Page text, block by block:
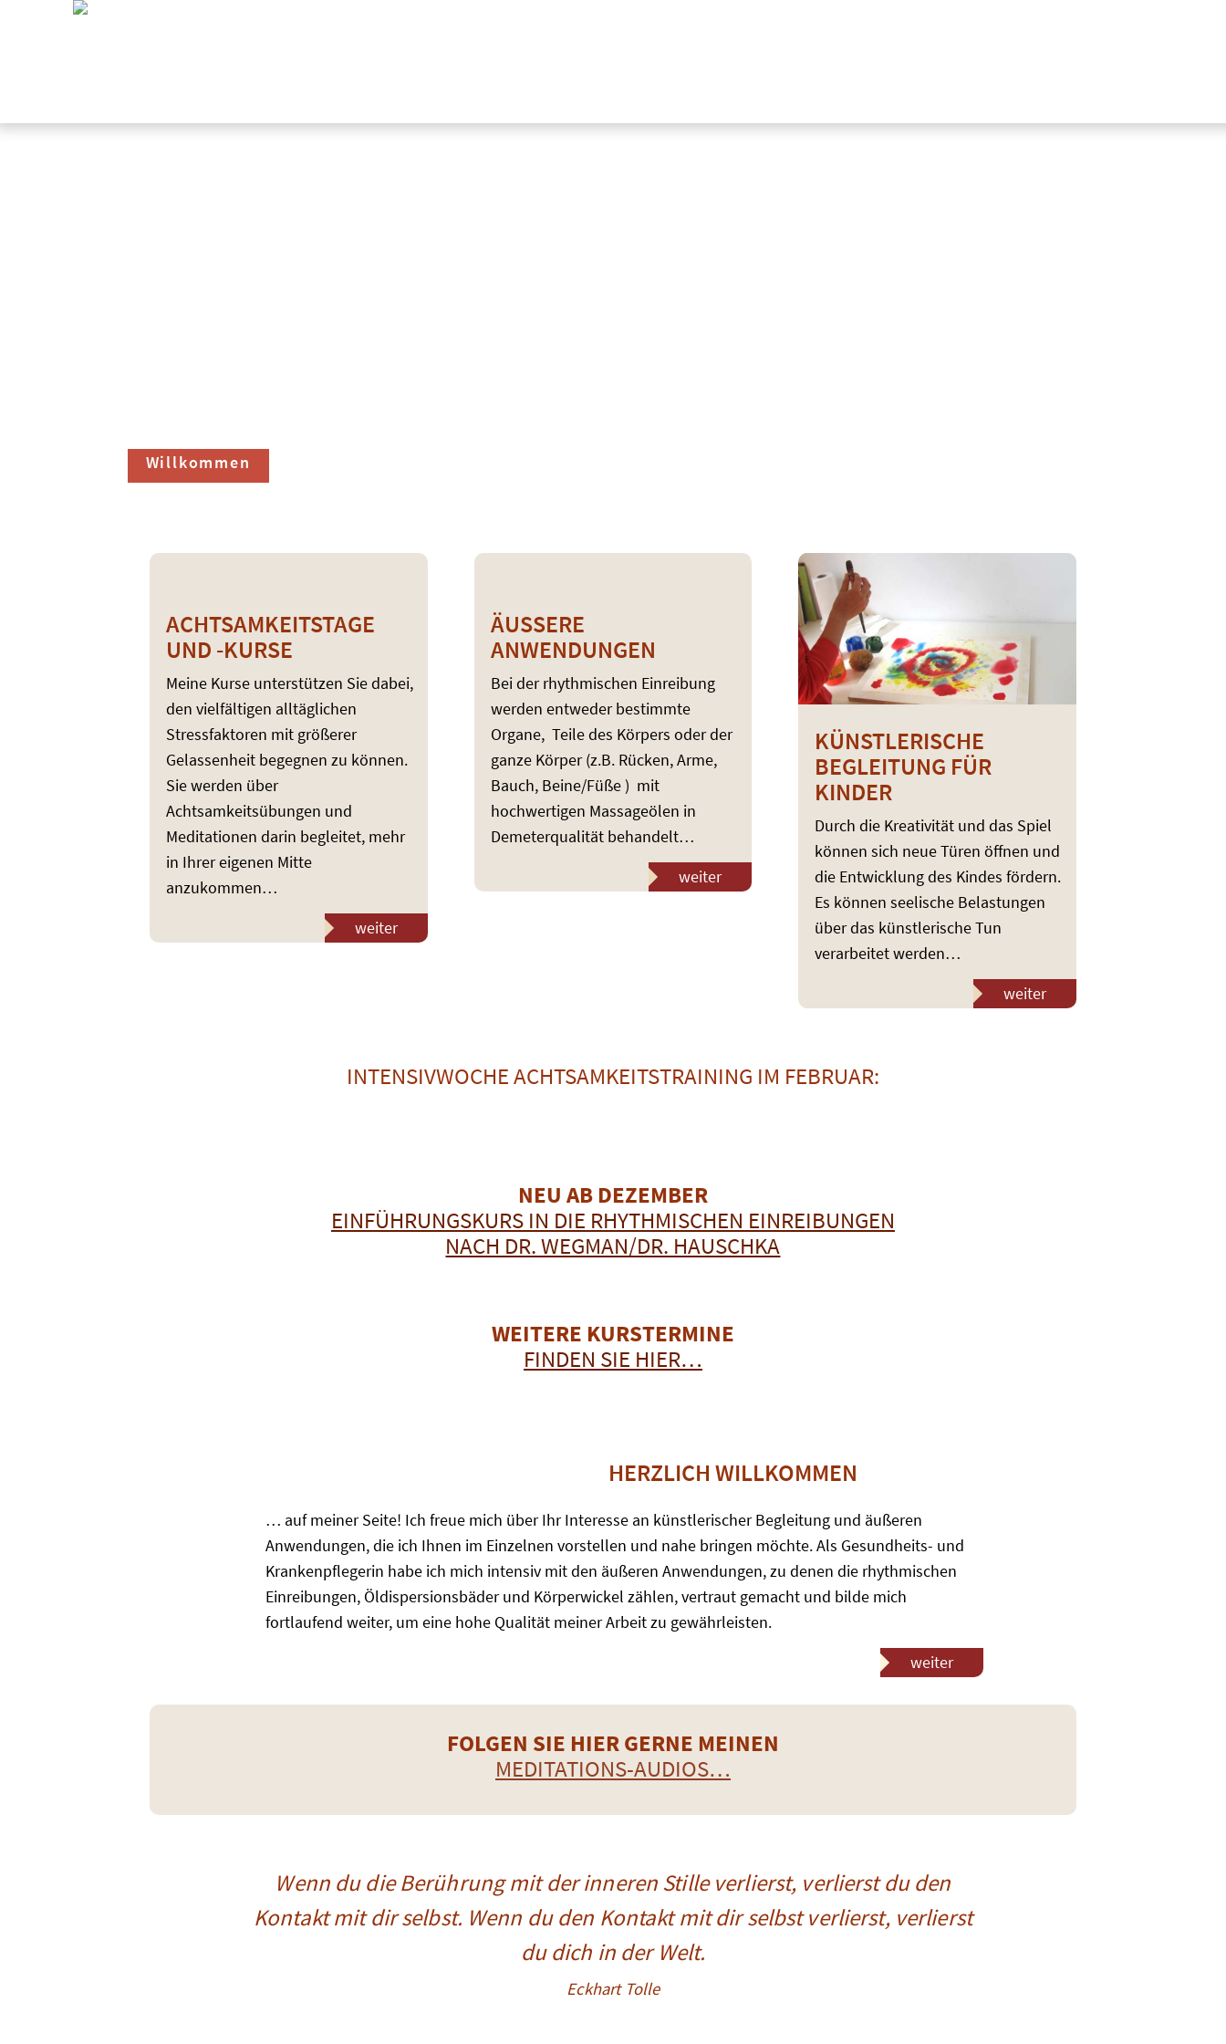
Willkommen
ACHTSAMKEITS­TAGE
UND -KURSE
Meine Kurse unterstützen Sie dabei,
den vielfältigen alltäglichen
Stressfaktoren mit größerer
Gelassenheit begegnen zu können.
Sie werden über
Achtsamkeitsübungen und
Meditationen darin begleitet, mehr
in Ihrer eigenen Mitte
anzukommen…
weiter
ÄUSSERE A
NWENDUNGEN
Bei der rhythmischen Einreibung
werden entweder bestimmte
Organe, Teile des Körpers oder der
ganze Körper (z.B. Rücken, Arme,
Bauch, Beine/Füße ) mit
hochwertigen Massageölen in
Demeterqualität behandelt…
weiter
KÜNSTLERISCHE
BEGLEITUNG FÜR
KINDER
Durch die Kreativität und das Spiel
können sich neue Türen öffnen und
die Entwicklung des Kindes fördern.
Es können seelische Belastungen
über das künstlerische Tun
verarbeitet werden…
weiter
INTENSIVWOCHE ACHTSAMKEITSTRAINING IM FEBRUAR:
NEU AB DEZEMBER
EINFÜHRUNGSKURS IN DIE RHYTHMISCHEN EINREIBUNGEN
NACH DR. WEGMAN/DR. HAUSCHKA
WEITERE KURSTERMINE
FINDEN SIE HIER…
HERZLICH WILLKOMMEN
… auf meiner Seite! Ich freue mich über Ihr Interesse an künstlerischer Begleitung und äußeren
Anwendungen, die ich Ihnen im Einzelnen vorstellen und nahe bringen möchte. Als Gesundheits- und
Krankenpflegerin habe ich mich intensiv mit den äußeren Anwendungen, zu denen die rhythmischen
Einreibungen, Öldispersionsbäder und Körperwickel zählen, vertraut gemacht und bilde mich
fortlaufend weiter, um eine hohe Qualität meiner Arbeit zu gewährleisten.
weiter
FOLGEN SIE HIER GERNE MEINEN
MEDITATIONS-AUDIOS…
Wenn du die Berührung mit der inneren Stille verlierst, verlierst du den
Kontakt mit dir selbst. Wenn du den Kontakt mit dir selbst verlierst, verlierst
du dich in der Welt.
Eckhart Tolle